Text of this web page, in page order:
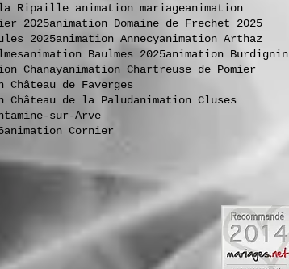
Ripaille animation mariageanimation
2025animation Domaine de Frechet 2025
2025animation Annecyanimation Arthaz
animation Baulmes 2025animation Burdignin
Chanayanimation Chartreuse de Pomier
Château de Faverges
Château de la Paludanimation Cluses
sur-Arve
animation Cornier